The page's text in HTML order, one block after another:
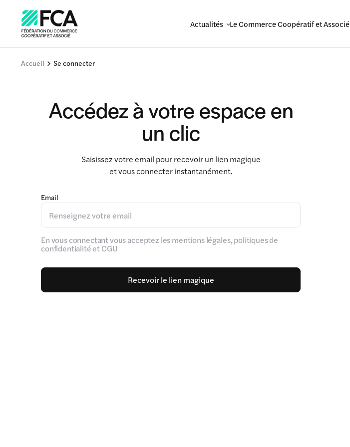
Actualités Le Commerce Coopératif et Associé
Accueil Se connecter
Accédez à votre espace en
un clic
Saisissez votre email pour recevoir un lien magique
et vous connecter instantanément.
Email
En vous connectant vous acceptez les mentions légales, politiques de
confidentialité et CGU
Recevoir le lien magique